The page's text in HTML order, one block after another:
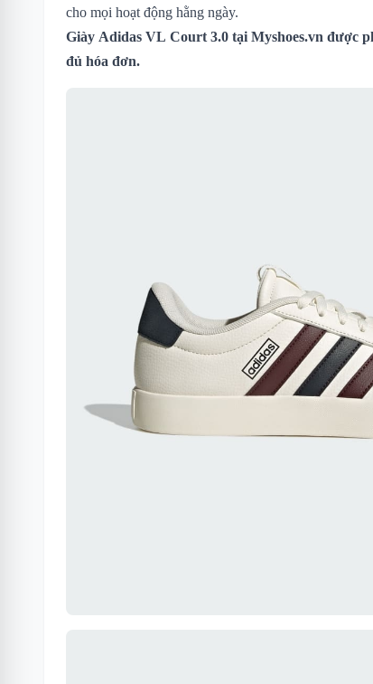
cho mọi hoạt động hằng ngày.
Giày Adidas VL Court 3.0 tại Myshoes.vn được
đủ hóa đơn.